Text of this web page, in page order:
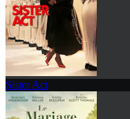
Sister Act